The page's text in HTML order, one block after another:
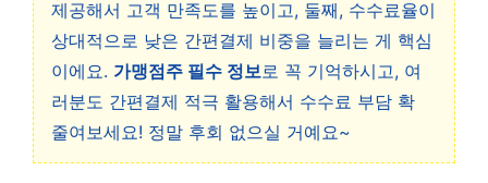
제공해서 고객 만족도를 높이고, 둘째, 수수료율이
상대적으로 낮은 간편결제 비중을 늘리는 게 핵심
이에요. 가맹점주 필수 정보로 꼭 기억하시고, 여
러분도 간편결제 적극 활용해서 수수료 부담 확
줄여보세요! 정말 후회 없으실 거예요~